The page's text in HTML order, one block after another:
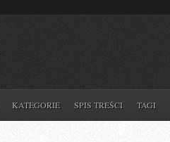
KATEGORIE SPIS TREŚCI TAGI